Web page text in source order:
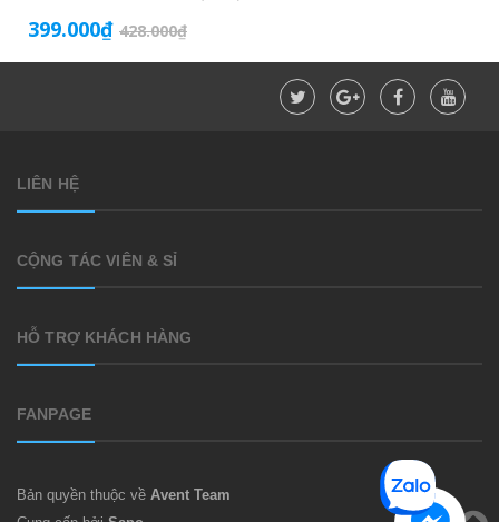
399.000₫ 428.000₫
LIÊN HỆ
CỘNG TÁC VIÊN & SỈ
HỖ TRỢ KHÁCH HÀNG
FANPAGE
Bản quyền thuộc về Avent Team